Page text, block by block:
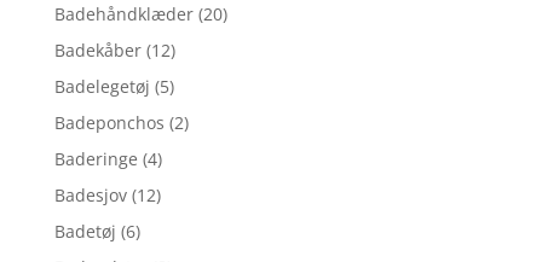
Badehåndklæder (20)
Badekåber (12)
Badelegetøj (5)
Badeponchos (2)
Baderinge (4)
Badesjov (12)
Badetøj (6)